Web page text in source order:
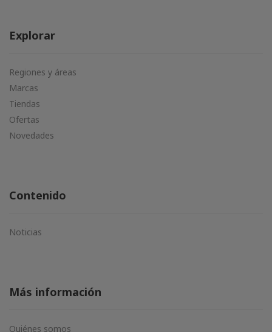
Explorar
Regiones y áreas
Marcas
Tiendas
Ofertas
Novedades
Contenido
Noticias
Más información
Quiénes somos